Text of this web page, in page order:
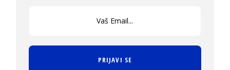
PRIJAVI SE